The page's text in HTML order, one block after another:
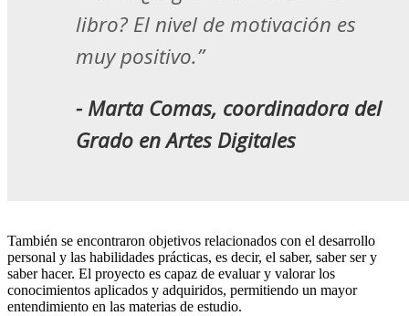
libro? El nivel de motivación es
muy positivo.”
- Marta Comas, coordinadora del
Grado en Artes Digitales
También se encontraron objetivos relacionados con el desarrollo
personal y las habilidades prácticas, es decir, el saber, saber ser y
saber hacer. El proyecto es capaz de evaluar y valorar los
conocimientos aplicados y adquiridos, permitiendo un mayor
entendimiento en las materias de estudio.